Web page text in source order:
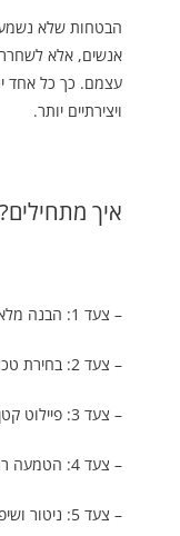
הבטחות שלא
אנשים, אלא
עצמם. כך כל אחד
ויצירתיים יותר.
איך
– צעד 1: הבנה מלאה של התהליכים הקיימים.
– צעד 2: בחירת טכנולוגיה מתאימה.
– צעד 3: פיילוט קטן למדידת הצלחה.
– צעד 4: הטמעה רחבה וליווי צמוד.
– צעד 5: ניטור ושיפור מתמיד.